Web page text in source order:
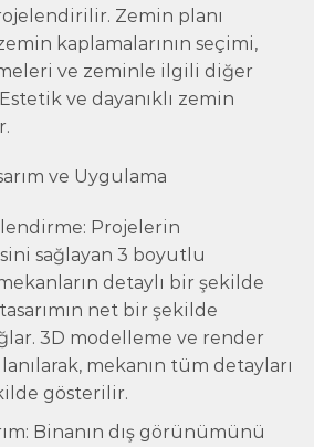
Zemin planı
kaplamalarının seçimi,
ve zeminle ilgili diğer
ve dayanıklı zemin
ve Uygulama
Projelerin
sağlayan 3 boyutlu
detaylı bir şekilde
net bir şekilde
3D modelleme ve render
mekanın tüm detayları
gösterilir.
Binanın dış görünümünü